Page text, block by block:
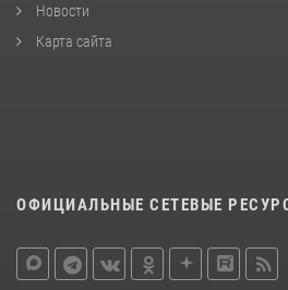
Новости
Карта сайта
ОФИЦИАЛЬНЫЕ СЕТЕВЫЕ